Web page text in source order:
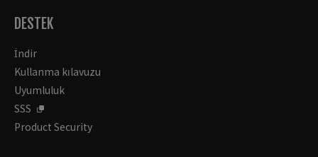
DESTEK
İndir
Kullanma kılavuzu
Uyumluluk
SSS
Product Security